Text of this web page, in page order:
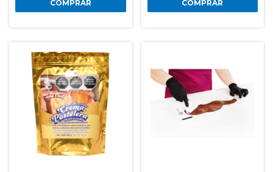
COMPRAR COMPRAR